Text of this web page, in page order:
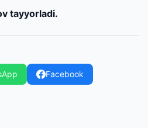
tayyorladi.
Facebook